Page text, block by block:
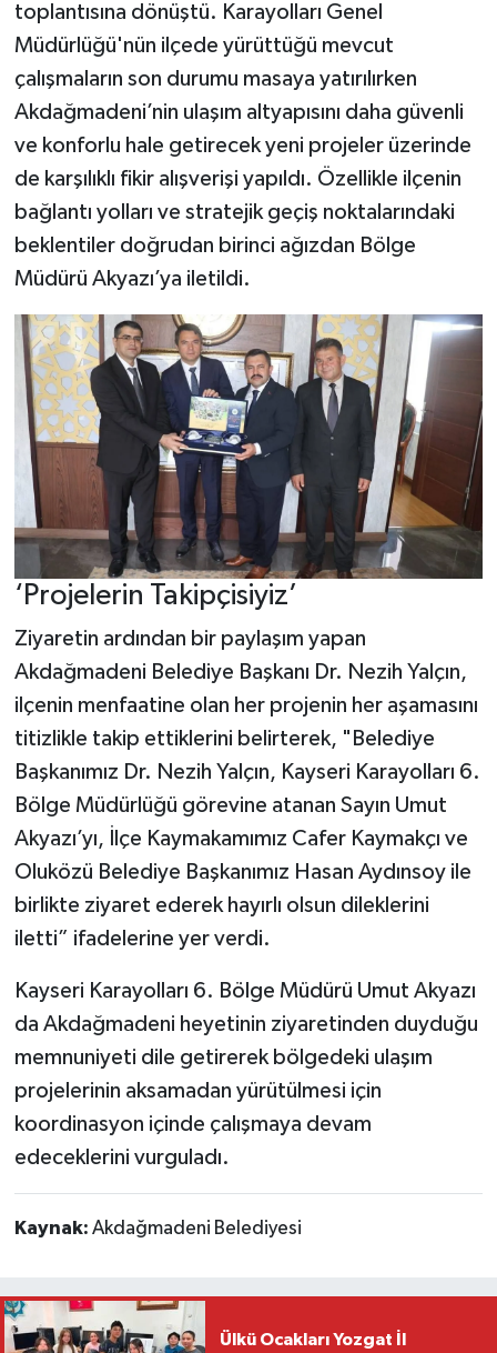
toplantısına dönüştü. Karayolları Genel
Müdürlüğü'nün ilçede yürüttüğü mevcut
çalışmaların son durumu masaya yatırılırken
Akdağmadeni’nin ulaşım altyapısını daha güvenli
ve konforlu hale getirecek yeni projeler üzerinde
de karşılıklı fikir alışverişi yapıldı. Özellikle ilçenin
bağlantı yolları ve stratejik geçiş noktalarındaki
beklentiler doğrudan birinci ağızdan Bölge
Müdürü Akyazı’ya iletildi.
‘Projelerin Takipçisiyiz’
Ziyaretin ardından bir paylaşım yapan
Akdağmadeni Belediye Başkanı Dr. Nezih Yalçın,
ilçenin menfaatine olan her projenin her aşamasını
titizlikle takip ettiklerini belirterek, "Belediye
Başkanımız Dr. Nezih Yalçın, Kayseri Karayolları 6.
Bölge Müdürlüğü görevine atanan Sayın Umut
Akyazı’yı, İlçe Kaymakamımız Cafer Kaymakçı ve
Oluközü Belediye Başkanımız Hasan Aydınsoy ile
birlikte ziyaret ederek hayırlı olsun dileklerini
iletti” ifadelerine yer verdi.
Kayseri Karayolları 6. Bölge Müdürü Umut Akyazı
da Akdağmadeni heyetinin ziyaretinden duyduğu
memnuniyeti dile getirerek bölgedeki ulaşım
projelerinin aksamadan yürütülmesi için
koordinasyon içinde çalışmaya devam
edeceklerini vurguladı.
Kaynak: Akdağmadeni Belediyesi
Ülkü Ocakları Yozgat İl